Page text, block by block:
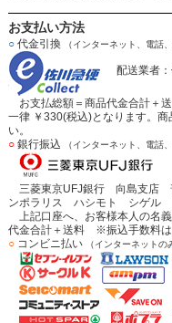
お支払い方法
○代金引換 （インターネット、電話、
配送業者：
お支払総額＝商品代金合計＋
一律 ￥330(税込)となります。
い。
○銀行振込 （インターネット、電話、
三菱東京UFJ銀行 向島支店
ンポラリス ハシモト シゲル
上記口座へ、お客様本人の名
代金合計＋送料 ※振込手数料は
○コンビニ払い （インターネットの